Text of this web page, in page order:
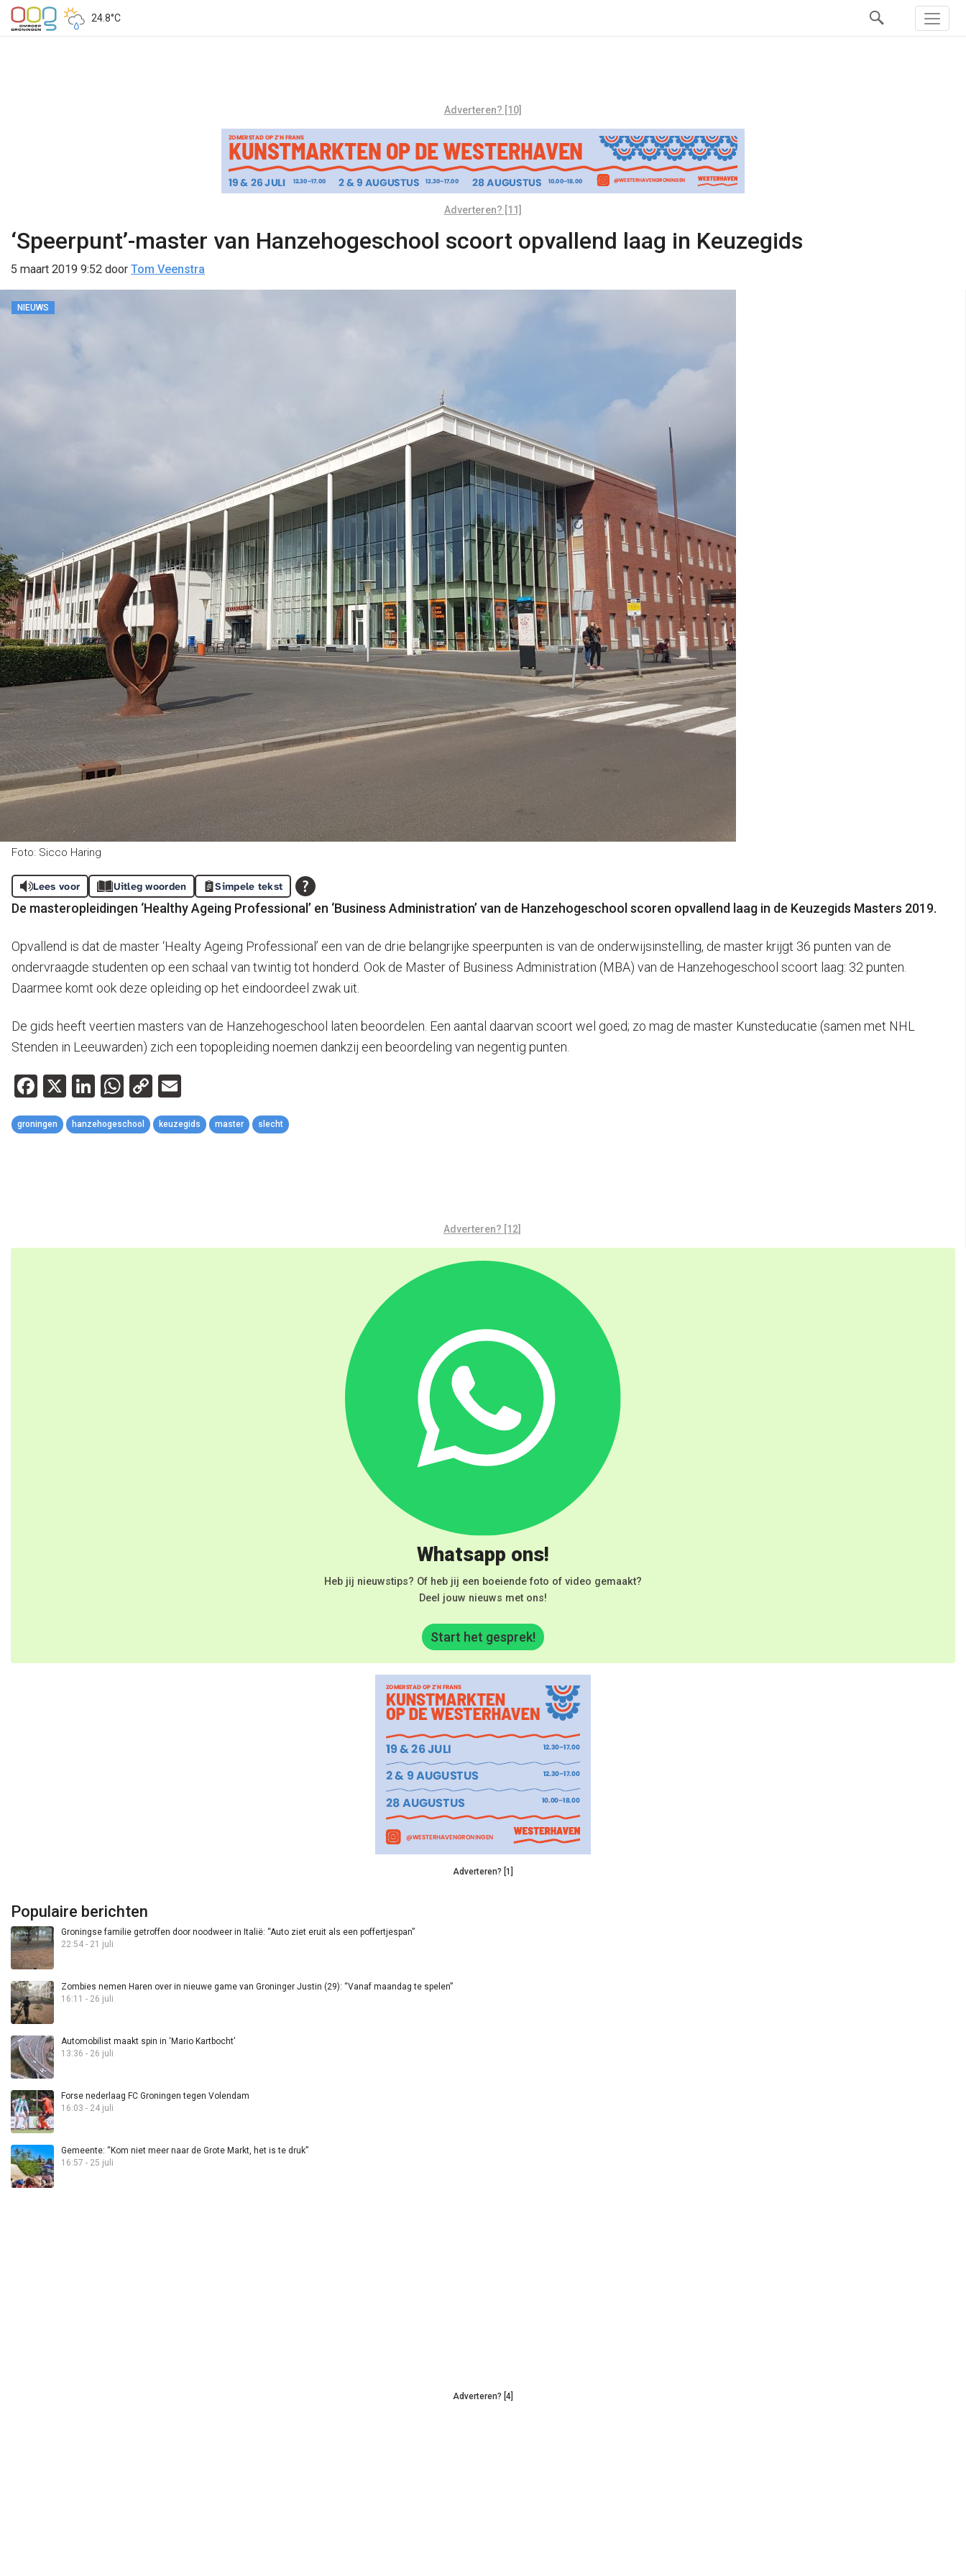
24.8°C
Adverteren? [10]
Adverteren? [11]
‘Speerpunt’-master van Hanzehogeschool scoort opvallend laag in Keuzegids
5 maart 2019 9:52 door Tom Veenstra
NIEUWS
Foto: Sicco Haring
Lees voor Uitleg woorden Simpele tekst
De masteropleidingen ‘Healthy Ageing Professional’ en ‘Business Administration’ van de Hanzehogeschool scoren opvallend laag in de Keuzegids Masters 2019.
Opvallend is dat de master ‘Healty Ageing Professional’ een van de drie belangrijke speerpunten is van de onderwijsinstelling, de master krijgt 36 punten van de
ondervraagde studenten op een schaal van twintig tot honderd. Ook de Master of Business Administration (MBA) van de Hanzehogeschool scoort laag: 32 punten.
Daarmee komt ook deze opleiding op het eindoordeel zwak uit.
De gids heeft veertien masters van de Hanzehogeschool laten beoordelen. Een aantal daarvan scoort wel goed; zo mag de master Kunsteducatie (samen met NHL
Stenden in Leeuwarden) zich een topopleiding noemen dankzij een beoordeling van negentig punten.
Facebook
X LinkedIn
WhatsApp
Copy
Link
groningen hanzehogeschool keuzegids master slecht
Adverteren? [12]
Whatsapp ons!
Heb jij nieuwstips? Of heb jij een boeiende foto of video gemaakt?
Deel jouw nieuws met ons!
Start het gesprek!
Adverteren? [1]
Populaire berichten
Groningse familie getroffen door noodweer in Italië: “Auto ziet eruit als een poffertjespan”
22:54 - 21 juli
Zombies nemen Haren over in nieuwe game van Groninger Justin (29): “Vanaf maandag te spelen”
16:11 - 26 juli
Automobilist maakt spin in ‘Mario Kartbocht’
13:36 - 26 juli
Forse nederlaag FC Groningen tegen Volendam
16:03 - 24 juli
Gemeente: “Kom niet meer naar de Grote Markt, het is te druk”
16:57 - 25 juli
Adverteren? [4]